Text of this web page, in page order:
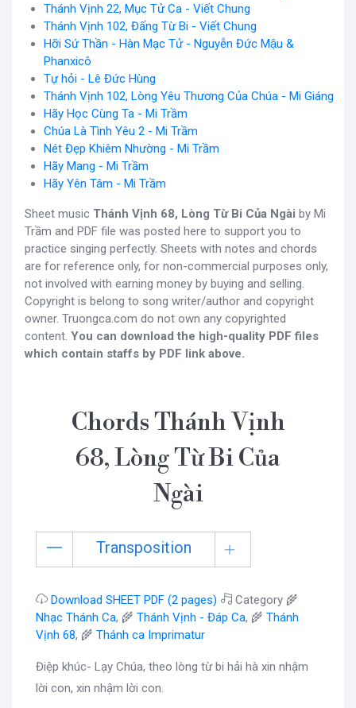
Thánh Vịnh 22, Mục Tử Ca - Viết Chung
Thánh Vịnh 102, Đấng Từ Bi - Viết Chung
Hỡi Sứ Thần - Hàn Mạc Tử - Nguyễn Đức Mậu &
Phanxicô
Tự hỏi - Lê Đức Hùng
Thánh Vịnh 102, Lòng Yêu Thương Của Chúa - Mi Giáng
Hãy Học Cùng Ta - Mi Trầm
Chúa Là Tình Yêu 2 - Mi Trầm
Nét Đẹp Khiêm Nhường - Mi Trầm
Hãy Mang - Mi Trầm
Hãy Yên Tâm - Mi Trầm
Sheet music Thánh Vịnh 68, Lòng Từ Bi Của Ngài by Mi
Trầm and PDF file was posted here to support you to
practice singing perfectly. Sheets with notes and chords
are for reference only, for non-commercial purposes only,
not involved with earning money by buying and selling.
Copyright is belong to song writer/author and copyright
owner. Truongca.com do not own any copyrighted
content. You can download the high-quality PDF files
which contain staffs by PDF link above.
Chords Thánh Vịnh
68, Lòng Từ Bi Của
Ngài
Transposition
Download SHEET PDF (2 pages)
Category 🌾
Nhạc Thánh Ca, 🌾 Thánh Vịnh - Đáp Ca, 🌾 Thánh
Vịnh 68, 🌾 Thánh ca Imprimatur
Điệp khúc- Lạy Chúa, theo lòng từ bi hải hà xin nhậm
lời con, xin nhậm lời con.